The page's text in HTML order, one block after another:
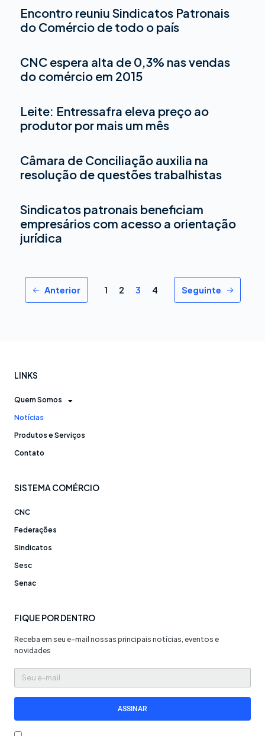
Encontro reuniu Sindicatos Patronais
do Comércio de todo o país
CNC espera alta de 0,3% nas vendas
do comércio em 2015
Leite: Entressafra eleva preço ao
produtor por mais um mês
Câmara de Conciliação auxilia na
resolução de questões trabalhistas
Sindicatos patronais beneficiam
empresários com acesso a orientação
jurídica
Anterior 1 2 3 4 Seguinte
LINKS
Quem Somos
Notícias
Produtos e Serviços
Contato
SISTEMA COMÉRCIO
CNC
Federações
Sindicatos
Sesc
Senac
FIQUE POR DENTRO
Receba em seu e-mail nossas principais notícias, eventos e
novidades
Seu
e-
ASSINAR